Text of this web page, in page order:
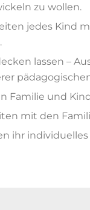
zu wollen.
jedes Kind
lassen –
pädago
Familie und
mit den
ihr